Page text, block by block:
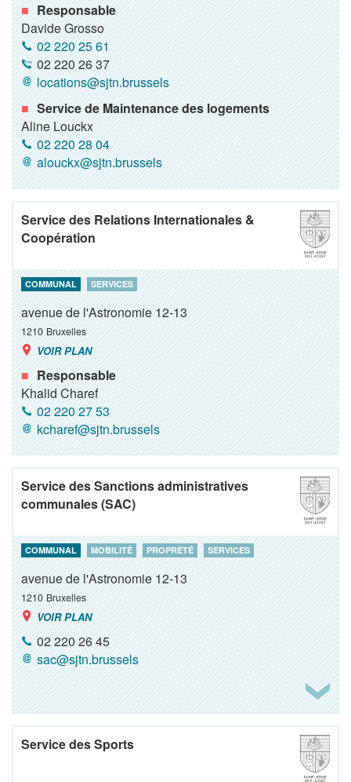
Responsable
Davide Grosso
02 220 25 61
02 220 26 37
locations@sjtn.brussels
Service de Maintenance des logements
Aline Louckx
02 220 28 04
alouckx@sjtn.brussels
Service des Relations Internationales &
Coopération
COMMUNAL SERVICES
avenue de l'Astronomie 12-13
1210 Bruxelles
VOIR PLAN
Responsable
Khalid Charef
02 220 27 53
kcharef@sjtn.brussels
Service des Sanctions administratives
communales (SAC)
COMMUNAL MOBILITÉ PROPRETÉ SERVICES
avenue de l'Astronomie 12-13
1210 Bruxelles
VOIR PLAN
02 220 26 45
sac@sjtn.brussels
Service des Sports